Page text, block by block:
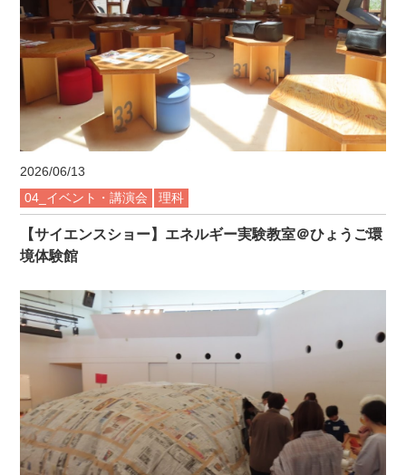
2026/06/13
04_イベント・講演会
理科
【サイエンスショー】エネルギー実験教室＠ひょうご環
境体験館